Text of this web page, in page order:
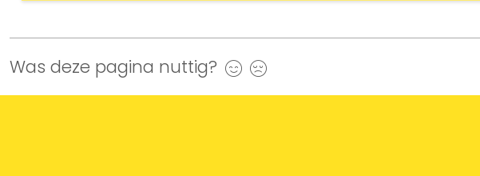
Was deze pagina nuttig? Ja